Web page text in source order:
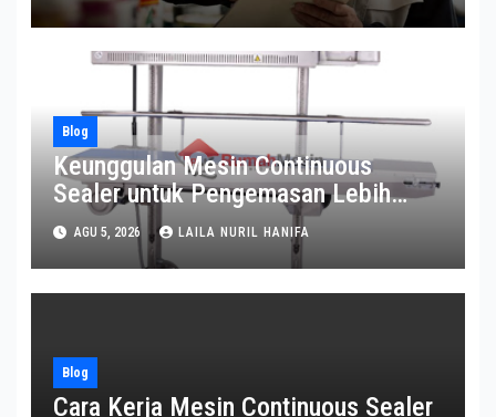
Blog
Keunggulan Mesin Continuous
Sealer untuk Pengemasan Lebih
Efisien
AGU 5, 2026 LAILA NURIL HANIFA
Blog
Cara Kerja Mesin Continuous Sealer